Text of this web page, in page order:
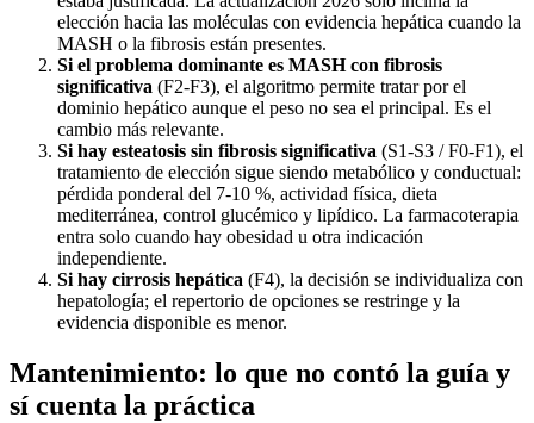
elección hacia las moléculas con evidencia hepática cuando la
MASH o la fibrosis están presentes.
Si el problema dominante es MASH con fibrosis
significativa (F2-F3), el algoritmo permite tratar por el
dominio hepático aunque el peso no sea el principal. Es el
cambio más relevante.
Si hay esteatosis sin fibrosis significativa (S1-S3 / F0-F1), el
tratamiento de elección sigue siendo metabólico y conductual:
pérdida ponderal del 7-10 %, actividad física, dieta
mediterránea, control glucémico y lipídico. La farmacoterapia
entra solo cuando hay obesidad u otra indicación
independiente.
Si hay cirrosis hepática (F4), la decisión se individualiza con
hepatología; el repertorio de opciones se restringe y la
evidencia disponible es menor.
Mantenimiento: lo que no contó la guía y
sí cuenta la práctica